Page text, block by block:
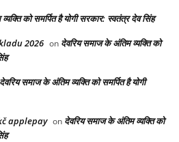
को समर्पित है योगी सरकार: स्वतंत्र देव सिंह
2026 on देवरिय समाज के अंतिम व्यक्ति को
देवरिय समाज के अंतिम व्यक्ति को समर्पित है योगी
applepay on देवरिय समाज के अंतिम व्यक्ति को